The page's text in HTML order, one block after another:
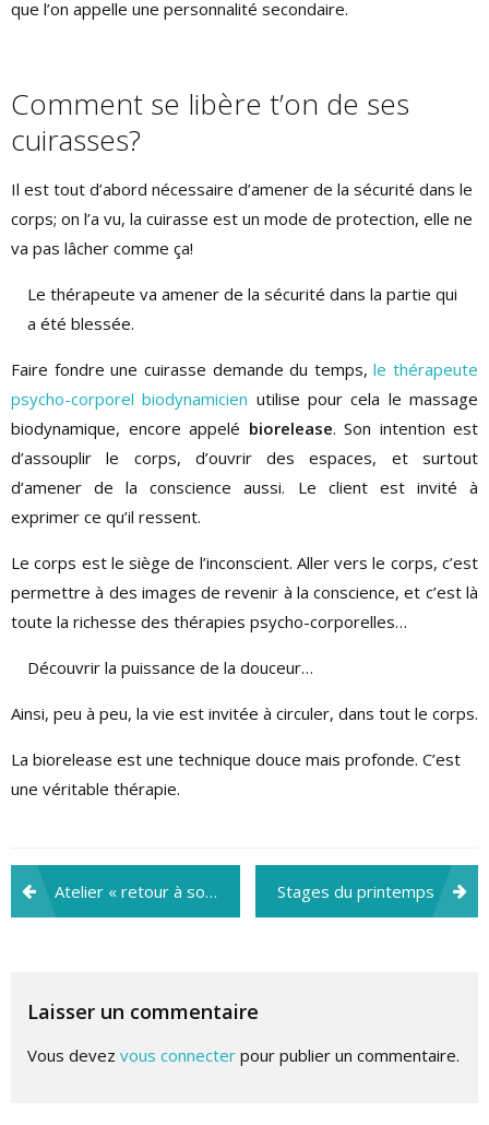
que l’on appelle une personnalité secondaire.
Comment se libère t’on de ses
cuirasses?
Il est tout d’abord nécessaire d’amener de la sécurité dans le
corps; on l’a vu, la cuirasse est un mode de protection, elle ne
va pas lâcher comme ça!
Le thérapeute va amener de la sécurité dans la partie qui
a été blessée.
Faire fondre une cuirasse demande du temps,le thérapeute
psycho-corporel biodynamicien utilise pour cela le massage
biodynamique, encore appelé biorelease. Son intention est
d’assouplir le corps, d’ouvrir des espaces, et surtout
d’amener de la conscience aussi. Le client est invité à
exprimer ce qu’il ressent.
Le corps est le siège de l’inconscient. Aller vers le corps, c’est
permettre à des images de revenir à la conscience, et c’est là
toute la richesse des thérapies psycho-corporelles…
Découvrir la puissance de la douceur…
Ainsi, peu à peu, la vie est invitée à circuler, dans tout le corps.
La biorelease est une technique douce mais profonde. C’est
une véritable thérapie.
Navigation
de
Atelier « retour à soi, à son corps » le 16 octobre 2021 Stages du printemps
Laisser un commentaire
Vous devez vous connecter pour publier un commentaire.